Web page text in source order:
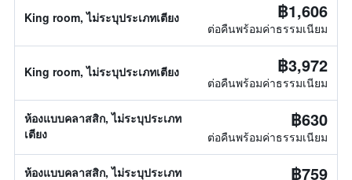
King room, ไม่ระบุประเภทเตียง ฿1,606
ต่อคืนพร้อมค่าธรรมเนียม
King room, ไม่ระบุประเภทเตียง ฿3,972
ต่อคืนพร้อมค่าธรรมเนียม
ห้องแบบคลาสสิก, ไม่ระบุประเภท
เตียง
฿630
ต่อคืนพร้อมค่าธรรมเนียม
ห้องแบบคลาสสิก, ไม่ระบุประเภท
฿759